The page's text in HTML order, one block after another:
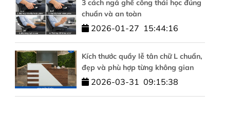
3 cách ngả ghế công thái học đúng
chuẩn và an toàn
2026-01-27 15:44:16
Kích thước quầy lễ tân chữ L chuẩn,
đẹp và phù hợp từng không gian
2026-03-31 09:15:38